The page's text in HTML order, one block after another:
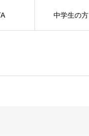
中学生の方